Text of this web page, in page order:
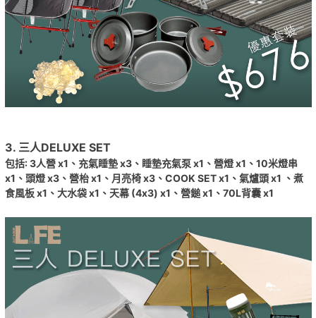
3. 三人DELUXE SET
包括:3人營x1 、充氣睡墊x3、睡墊充氣泵x1 、營燈x1 、 10米燈串
x1 、頭燈x3、營枱x1 、月亮椅x3、 COOK SET x1 、 氣爐頭x1 、煮
食風板x1 、大水袋x1 、 天幕 (4x3) x1 、營鎚x1 、 70L背囊x1